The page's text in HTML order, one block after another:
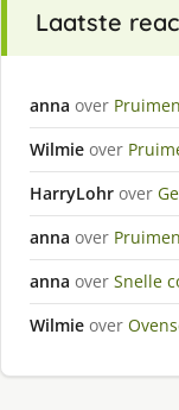
Laatste
anna over
Wilmie over
HarryLohr over
anna over
anna over Snelle
Wilmie over